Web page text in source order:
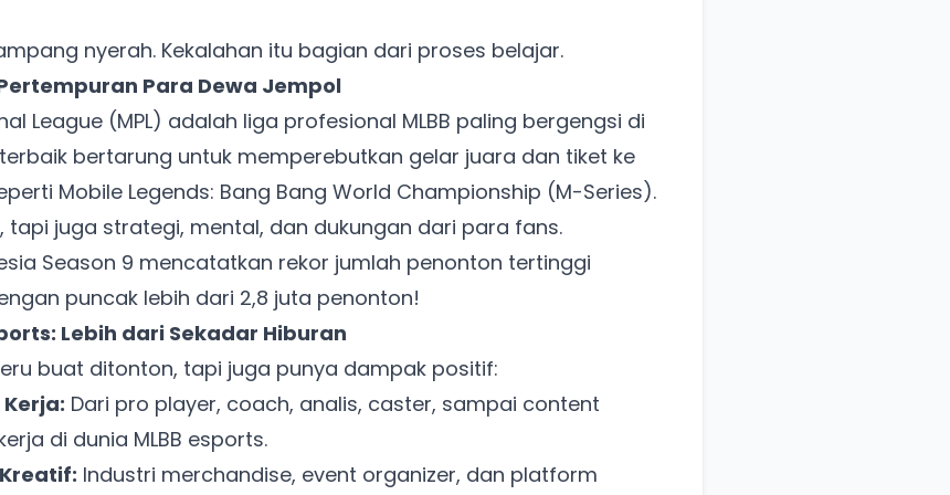
nyerah. Kekalahan itu bagian dari proses belajar.
Para Dewa Jempol
League (MPL) adalah liga profesional MLBB paling bergengsi di
bertarung untuk memperebutkan gelar juara dan tiket ke
Mobile Legends: Bang Bang World Championship (M-Series).
tapi juga strategi, mental, dan dukungan dari para fans.
Season 9 mencatatkan rekor jumlah penonton tertinggi
puncak lebih dari 2,8 juta penonton!
Lebih dari Sekadar Hiburan
buat ditonton, tapi juga punya dampak positif:
Dari pro player, coach, analis, caster, sampai content
di dunia MLBB esports.
Industri merchandise, event organizer, dan platform
Ada Website Baru!
Khusus untuk kamu yang mau coba